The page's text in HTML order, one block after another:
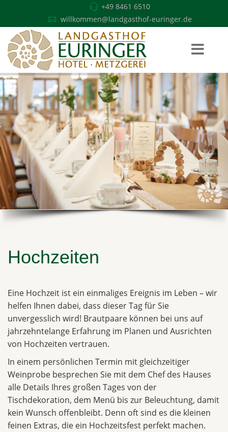
+49 8461 6510
willkommen@landgasthof-euringer.de
Hochzeiten
Eine Hochzeit ist ein einmaliges Ereignis im Leben – wir
helfen Ihnen dabei, dass dieser Tag für Sie
unvergesslich wird! Brautpaare können bei uns auf
jahrzehntelange Erfahrung im Planen und Ausrichten
von Hochzeiten vertrauen.
In einem persönlichen Termin mit gleichzeitiger
Weinprobe besprechen Sie mit dem Chef des Hauses
alle Details Ihres großen Tages von der
Tischdekoration, dem Menü bis zur Beleuchtung, damit
kein Wunsch offenbleibt. Denn oft sind es die kleinen
feinen Extras, die ein Hochzeitsfest perfekt machen.